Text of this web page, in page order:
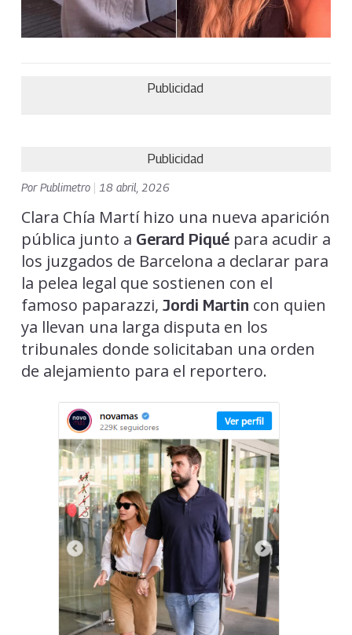
Publicidad
Publicidad
PorPublimetro 18 abril, 2026
Clara Chía Martí hizo una nueva aparición
pública junto a Gerard Piqué para acudir a
los juzgados de Barcelona a declarar para
la pelea legal que sostienen con el
famoso paparazzi, Jordi Martin con quien
ya llevan una larga disputa en los
tribunales donde solicitaban una orden
de alejamiento para el reportero.